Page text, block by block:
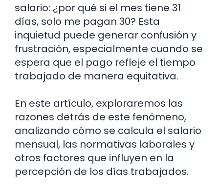
salario: ¿por qué si el mes tiene 31
días, solo me pagan 30? Esta
inquietud puede generar confusión y
frustración, especialmente cuando se
espera que el pago refleje el tiempo
trabajado de manera equitativa.
En este artículo, exploraremos las
razones detrás de este fenómeno,
analizando cómo se calcula el salario
mensual, las normativas laborales y
otros factores que influyen en la
percepción de los días trabajados.